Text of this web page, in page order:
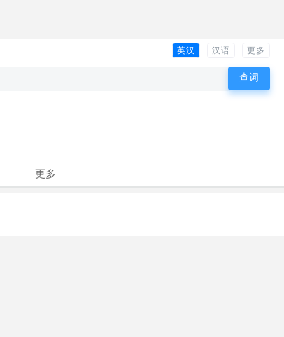
英汉 汉语 更多
更多